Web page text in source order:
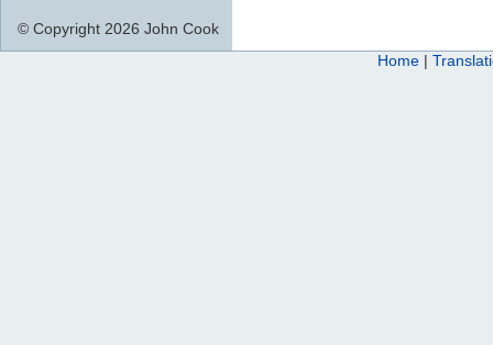
© Copyright 2026 John Cook
Home |